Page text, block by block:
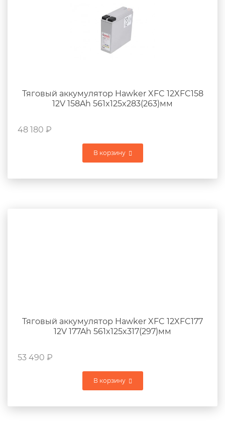
Тяговый аккумулятор Hawker XFC 12XFC158
12V 158Ah 561x125x283(263)мм
48 180 ₽
В корзину
Тяговый аккумулятор Hawker XFC 12XFC177
12V 177Ah 561x125x317(297)мм
53 490 ₽
В корзину